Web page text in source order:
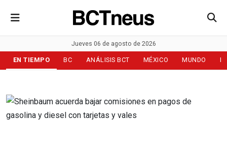
Jueves 06 de agosto de 2026
EN TIEMPO BC ANÁLISIS BCT MÉXICO MUNDO